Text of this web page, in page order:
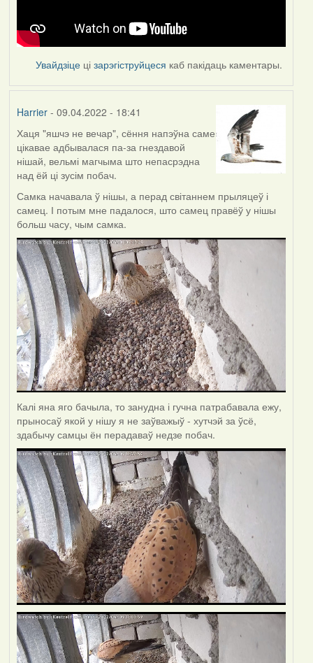
Увайдзіце цізарэгіструйцеся каб пакідаць каментары.
Harrier- 09.04.2022 - 18:41
Хаця "яшчэ не вечар", сёння напэўна саме
цікавае адбывалася па-за гнездавой
нішай, вельмі магчыма што непасрэдна
над ёй ці зусім побач.
Самка начавала ў нішы, а перад світаннем прыляцеў і
самец. І потым мне падалося, што самец правёў у нішы
больш часу, чым самка.
Калі яна яго бачыла, то занудна і гучна патрабавала ежу,
прыносаў якой у нішу я не заўважыў - хутчэй за ўсё,
здабычу самцы ён перадаваў недзе побач.